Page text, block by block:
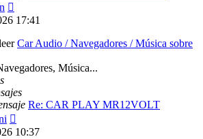
último
17:41
Car Audio / Navegadores / Música sobre
Música...
Re: CAR PLAY MR12VOLT
último
10:37